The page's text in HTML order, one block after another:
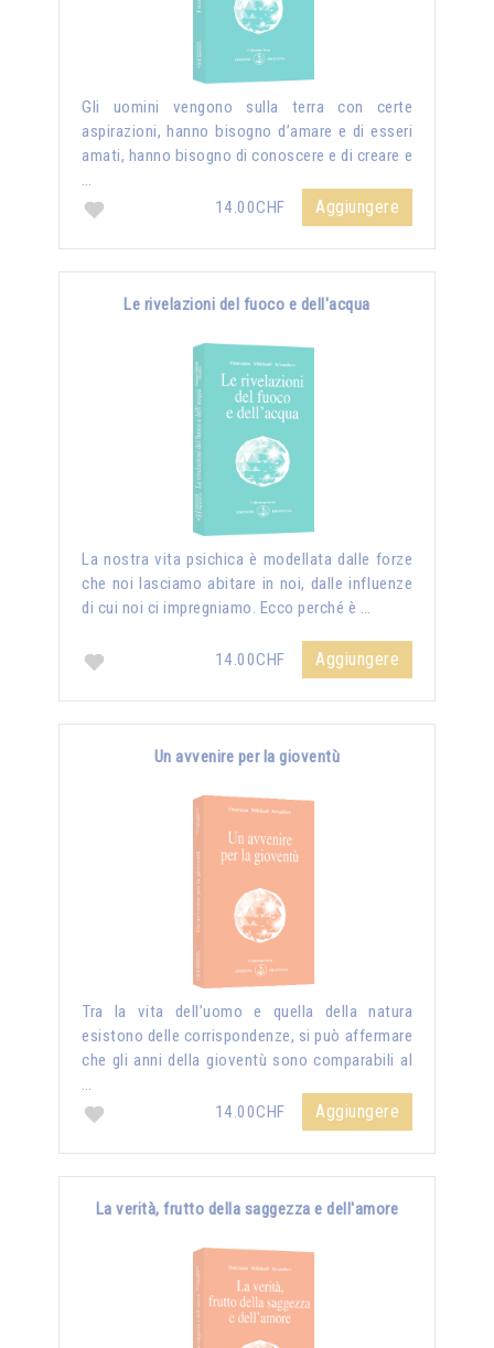
Gli uomini vengono sulla terra con certe
aspirazioni, hanno bisogno d’amare e di esseri
amati, hanno bisogno di conoscere e di creare e
…
14.00CHF
Aggiungere
Le rivelazioni del fuoco e dell'acqua
La nostra vita psichica è modellata dalle forze
che noi lasciamo abitare in noi, dalle influenze
di cui noi ci impregniamo. Ecco perché è …
14.00CHF Aggiungere
Un avvenire per la gioventù
Tra la vita dell’uomo e quella della natura
esistono delle corrispondenze, si può affermare
che gli anni della gioventù sono comparabili al
…
14.00CHF
Aggiungere
La verità, frutto della saggezza e dell'amore